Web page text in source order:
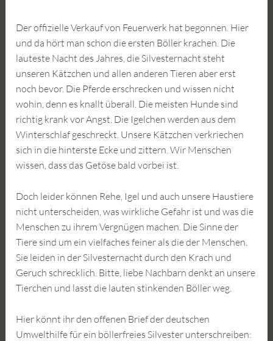
Der offizielle Verkauf von Feuerwerk hat begonnen. Hier
und da hört man schon die ersten Böller krachen. Die
lauteste Nacht des Jahres, die Silvesternacht steht
unseren Kätzchen und allen anderen Tieren aber erst
noch bevor. Die Pferde erschrecken und wissen nicht
wohin, denn es knallt überall. Die meisten Hunde sind
richtig krank vor Angst. Die Igelchen werden aus dem
Winterschlaf geschreckt. Unsere Kätzchen verkriechen
sich in die hinterste Ecke und zittern. Wir Menschen
wissen, dass das Getöse bald vorbei ist.
Doch leider können Rehe, Igel und auch unsere Haustiere
nicht unterscheiden, was wirkliche Gefahr ist und was die
Menschen zu ihrem Vergnügen machen. Die Sinne der
Tiere sind um ein vielfaches feiner als die der Menschen.
Sie leiden in der Silvesternacht durch den Krach und
Geruch schrecklich. Bitte, liebe Nachbarn denkt an unsere
Tierchen und lasst die lauten stinkenden Böller weg.
Hier könnt ihr den offenen Brief der deutschen
Umwelthilfe für ein böllerfreies Silvester unterschreiben: